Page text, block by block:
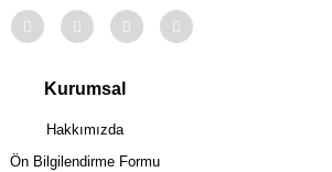
Kurumsal
Hakkımızda
Ön Bilgilendirme Formu